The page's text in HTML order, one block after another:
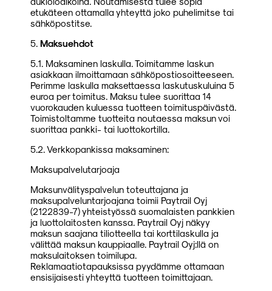
etukäteen ottamalla yhteyttä joko puhelimitse tai
sähköpostitse.
5. Maksuehdot
5.1. Maksaminen laskulla. Toimitamme laskun
asiakkaan ilmoittamaan sähköpostiosoitteeseen.
Perimme laskulla maksettaessa laskutuskuluina 5
euroa per toimitus. Maksu tulee suorittaa 14
vuorokauden kuluessa tuotteen toimituspäivästä.
Toimistoltamme tuotteita noutaessa maksun voi
suorittaa pankki- tai luottokortilla.
5.2. Verkkopankissa maksaminen:
Maksupalvelutarjoaja
Maksunvälityspalvelun toteuttajana ja
maksupalveluntarjoajana toimii Paytrail Oyj
(2122839-7) yhteistyössä suomalaisten pankkien
ja luottolaitosten kanssa. Paytrail Oyj näkyy
maksun saajana tiliotteella tai korttilaskulla ja
välittää maksun kauppiaalle. Paytrail Oyj:llä on
maksulaitoksen toimilupa.
Reklamaatiotapauksissa pyydämme ottamaan
ensisijaisesti yhteyttä tuotteen toimittajaan.